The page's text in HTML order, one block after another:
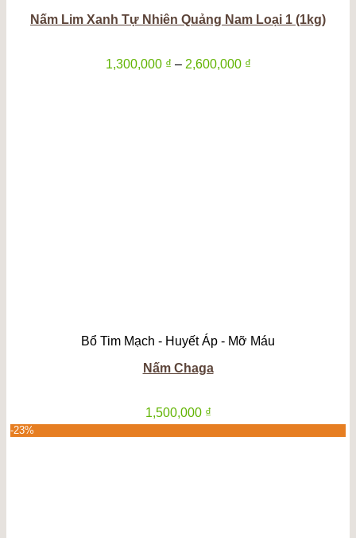
Nấm Lim Xanh Tự Nhiên Quảng Nam Loại 1 (1kg)
1,300,000 ₫ – 2,600,000 ₫Khoảng
Bổ Tim Mạch - Huyết Áp - Mỡ Máu
Nấm Chaga
1,500,000 ₫
-23%